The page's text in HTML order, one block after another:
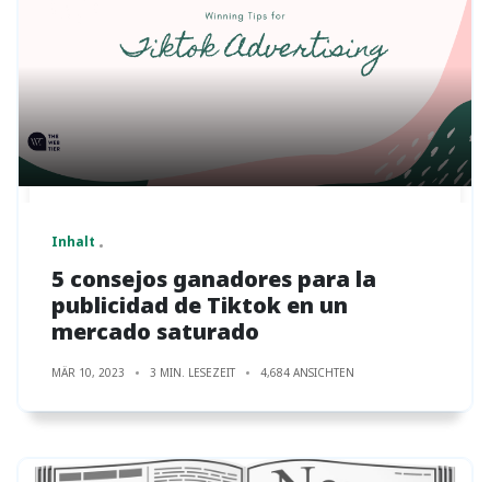
Inhalt
5 consejos ganadores para la
publicidad de Tiktok en un
mercado saturado
MÄR 10, 2023 3 MIN. LESEZEIT 4,684 ANSICHTEN